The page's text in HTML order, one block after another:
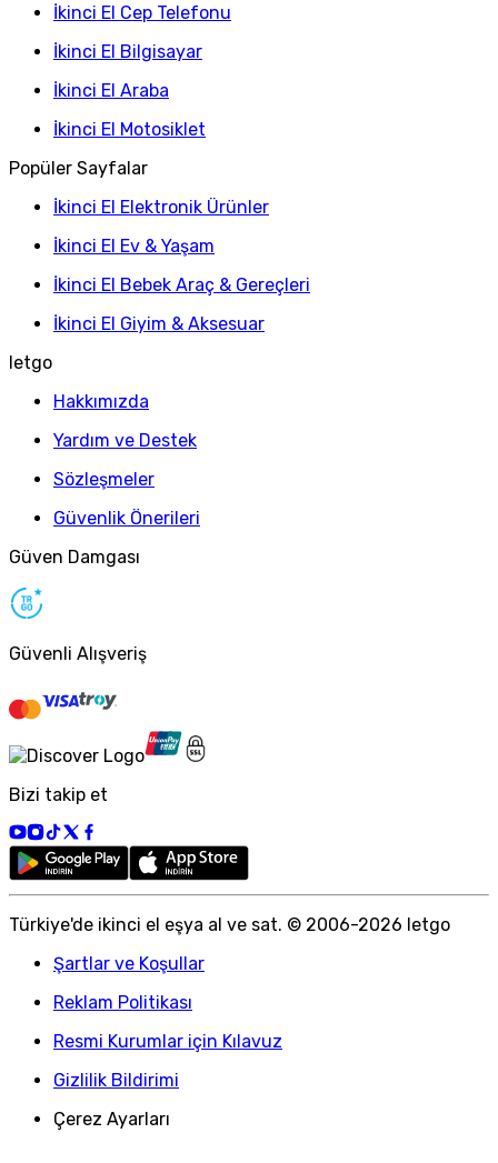
İkinci El Cep Telefonu
İkinci El Bilgisayar
İkinci El Araba
İkinci El Motosiklet
Popüler Sayfalar
İkinci El Elektronik Ürünler
İkinci El Ev & Yaşam
İkinci El Bebek Araç & Gereçleri
İkinci El Giyim & Aksesuar
letgo
Hakkımızda
Yardım ve Destek
Sözleşmeler
Güvenlik Önerileri
Güven Damgası
Güvenli Alışveriş
Bizi takip et
Türkiye'de ikinci el eşya al ve sat. © 2006-2026 letgo
Şartlar ve Koşullar
Reklam Politikası
Resmi Kurumlar için Kılavuz
Gizlilik Bildirimi
Çerez Ayarları